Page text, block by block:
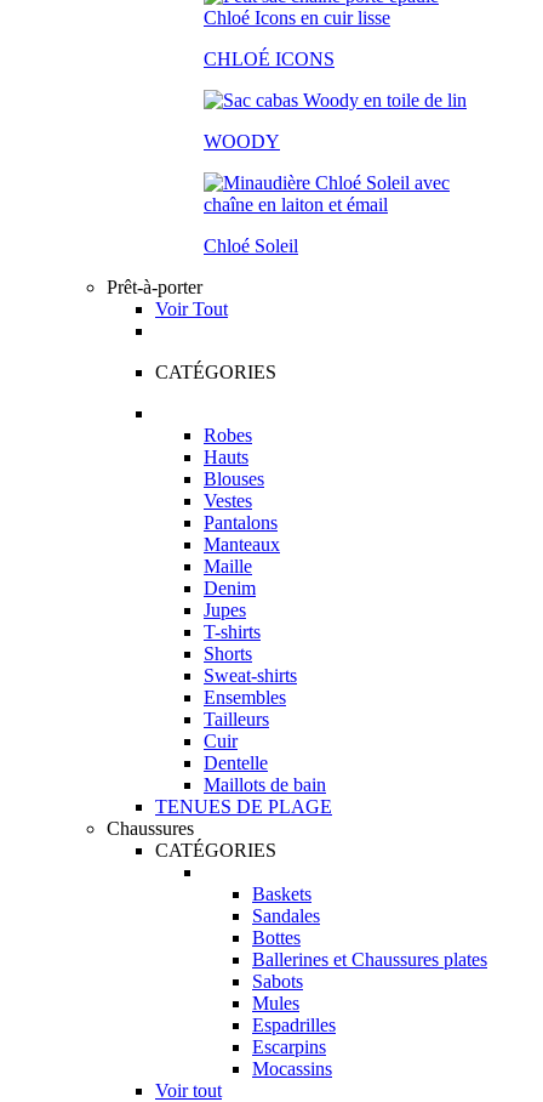
CHLOÉ ICONS
WOODY
Chloé Soleil
Prêt-à-porter
Voir Tout
CATÉGORIES
Robes
Hauts
Blouses
Vestes
Pantalons
Manteaux
Maille
Denim
Jupes
T-shirts
Shorts
Sweat-shirts
Ensembles
Tailleurs
Cuir
Dentelle
Maillots de bain
TENUES DE PLAGE
Chaussures
CATÉGORIES
Baskets
Sandales
Bottes
Ballerines et Chaussures plates
Sabots
Mules
Espadrilles
Escarpins
Mocassins
Voir tout